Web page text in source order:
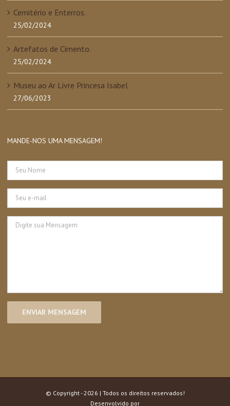
Cemitério e Enterros.
25/02/2024
Artefatos de Cimento.
25/02/2024
Museu ao Ar Livre Princesa Isabel
27/06/2023
MANDE-NOS UMA MENSAGEM!
© Copyright -2026 | Todos os direitos reservados!
Desenvolvido por